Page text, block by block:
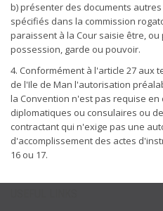
b) présenter des documents
spécifiés dans la commission
paraissent à la Cour saisie être,
possession, garde ou pouvoir.
4. Conformément à l'article 27 aux
de l'Ile de Man l'autorisation
la Convention n'est pas requise en
diplomatiques ou consulaires ou
contractant qui n'exige pas une
d'accomplissement des actes
16 ou 17.